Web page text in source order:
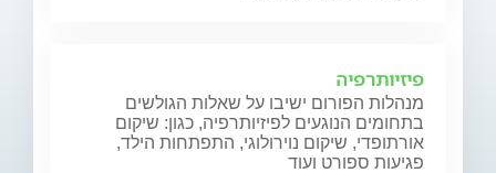
פיזיותרפיה
מנהלות הפורום ישיבו על שאלות הגולשים
בתחומים הנוגעים לפיזיותרפיה, כגון: שיקום
אורתופדי, שיקום נוירולוגי, התפתחות הילד,
פגיעות ספורט ועוד